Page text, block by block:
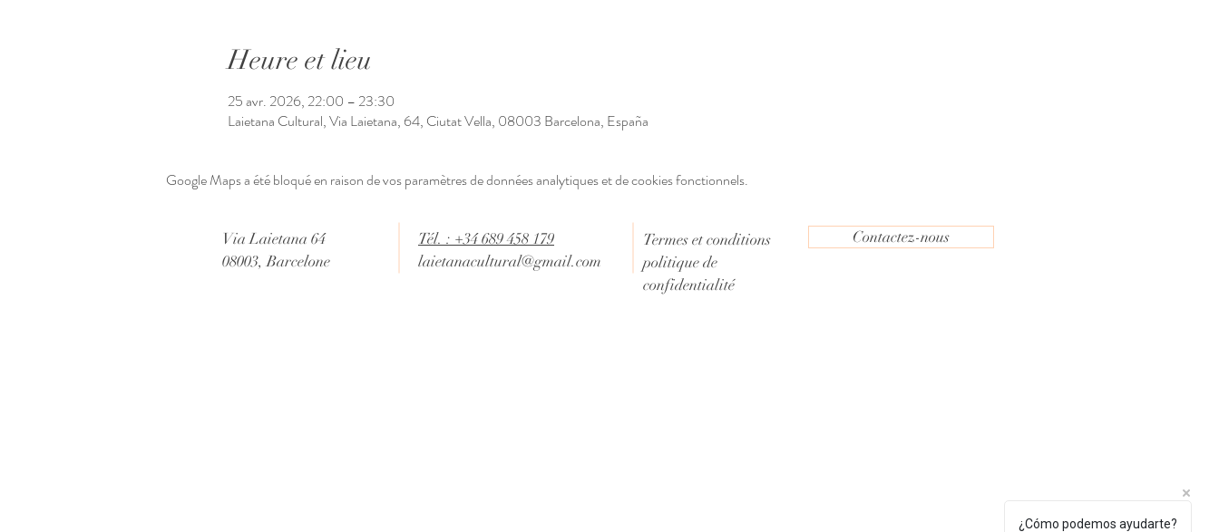
Heure et lieu
25 avr. 2026, 22:00 – 23:30
Laietana Cultural, Via Laietana, 64, Ciutat Vella, 08003 Barcelona, España
Google Maps a été bloqué en raison de vos paramètres de données analytiques et de cookies fonctionnels.
Via Laietana 64
08003, Barcelone
Tél. : +34 689 458 179
laietanacultural@gmail.com
Termes et conditions
politique de
confidentialité
Contactez-nous
¿Cómo podemos ayudarte?